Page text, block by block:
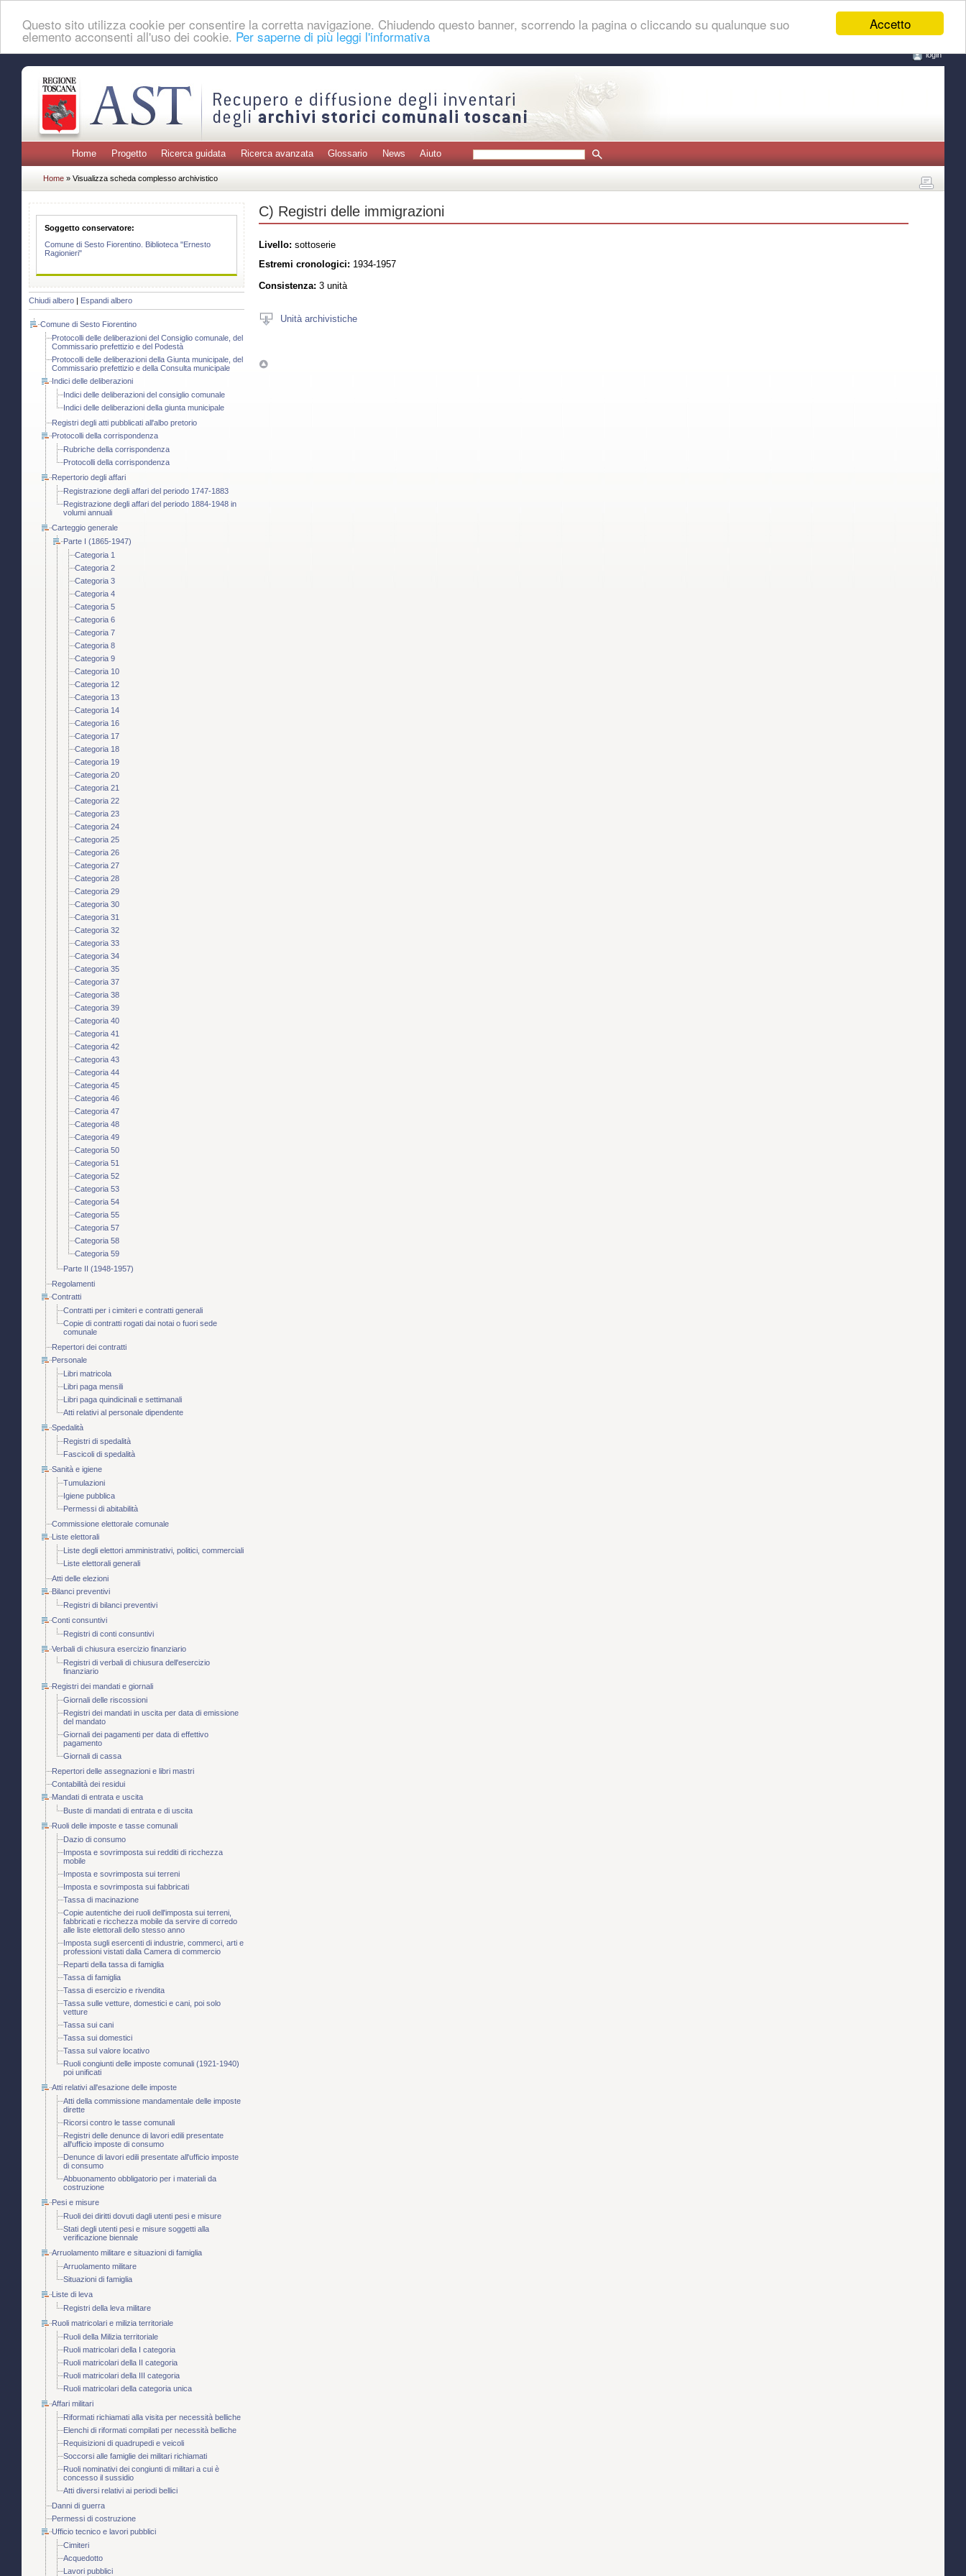
Accetto
Questo sito utilizza cookie per consentire la corretta navigazione. Chiudendo questo banner, scorrendo la pagina o cliccando su qualunque suo
elemento acconsenti all'uso dei cookie. Per saperne di più leggi l'informativa
login
Home Progetto Ricerca guidata Ricerca avanzata Glossario News Aiuto
Home » Visualizza scheda complesso archivistico
Soggetto conservatore:
Comune di Sesto Fiorentino. Biblioteca "Ernesto
Ragionieri"
Chiudi albero Espandi albero
Comune di Sesto Fiorentino
Protocolli delle deliberazioni del Consiglio comunale, del
Commissario prefettizio e del Podestà
Protocolli delle deliberazioni della Giunta municipale, del
Commissario prefettizio e della Consulta municipale
Indici delle deliberazioni
Indici delle deliberazioni del consiglio comunale
Indici delle deliberazioni della giunta municipale
Registri degli atti pubblicati all'albo pretorio
Protocolli della corrispondenza
Rubriche della corrispondenza
Protocolli della corrispondenza
Repertorio degli affari
Registrazione degli affari del periodo 1747-1883
Registrazione degli affari del periodo 1884-1948 in
volumi annuali
Carteggio generale
Parte I (1865-1947)
Categoria 1
Categoria 2
Categoria 3
Categoria 4
Categoria 5
Categoria 6
Categoria 7
Categoria 8
Categoria 9
Categoria 10
Categoria 12
Categoria 13
Categoria 14
Categoria 16
Categoria 17
Categoria 18
Categoria 19
Categoria 20
Categoria 21
Categoria 22
Categoria 23
Categoria 24
Categoria 25
Categoria 26
Categoria 27
Categoria 28
Categoria 29
Categoria 30
Categoria 31
Categoria 32
Categoria 33
Categoria 34
Categoria 35
Categoria 37
Categoria 38
Categoria 39
Categoria 40
Categoria 41
Categoria 42
Categoria 43
Categoria 44
Categoria 45
Categoria 46
Categoria 47
Categoria 48
Categoria 49
Categoria 50
Categoria 51
Categoria 52
Categoria 53
Categoria 54
Categoria 55
Categoria 57
Categoria 58
Categoria 59
Parte II (1948-1957)
Regolamenti
Contratti
Contratti per i cimiteri e contratti generali
Copie di contratti rogati dai notai o fuori sede
comunale
Repertori dei contratti
Personale
Libri matricola
Libri paga mensili
Libri paga quindicinali e settimanali
Atti relativi al personale dipendente
Spedalità
Registri di spedalità
Fascicoli di spedalità
Sanità e igiene
Tumulazioni
Igiene pubblica
Permessi di abitabilità
Commissione elettorale comunale
Liste elettorali
Liste degli elettori amministrativi, politici, commerciali
Liste elettorali generali
Atti delle elezioni
Bilanci preventivi
Registri di bilanci preventivi
Conti consuntivi
Registri di conti consuntivi
Verbali di chiusura esercizio finanziario
Registri di verbali di chiusura dell'esercizio
finanziario
Registri dei mandati e giornali
Giornali delle riscossioni
Registri dei mandati in uscita per data di emissione
del mandato
Giornali dei pagamenti per data di effettivo
pagamento
Giornali di cassa
Repertori delle assegnazioni e libri mastri
Contabilità dei residui
Mandati di entrata e uscita
Buste di mandati di entrata e di uscita
Ruoli delle imposte e tasse comunali
Dazio di consumo
Imposta e sovrimposta sui redditi di ricchezza
mobile
Imposta e sovrimposta sui terreni
Imposta e sovrimposta sui fabbricati
Tassa di macinazione
Copie autentiche dei ruoli dell'imposta sui terreni,
fabbricati e ricchezza mobile da servire di corredo
alle liste elettorali dello stesso anno
Imposta sugli esercenti di industrie, commerci, arti e
professioni vistati dalla Camera di commercio
Reparti della tassa di famiglia
Tassa di famiglia
Tassa di esercizio e rivendita
Tassa sulle vetture, domestici e cani, poi solo
vetture
Tassa sui cani
Tassa sui domestici
Tassa sul valore locativo
Ruoli congiunti delle imposte comunali (1921-1940)
poi unificati
Atti relativi all'esazione delle imposte
Atti della commissione mandamentale delle imposte
dirette
Ricorsi contro le tasse comunali
Registri delle denunce di lavori edili presentate
all'ufficio imposte di consumo
Denunce di lavori edili presentate all'ufficio imposte
di consumo
Abbuonamento obbligatorio per i materiali da
costruzione
Pesi e misure
Ruoli dei diritti dovuti dagli utenti pesi e misure
Stati degli utenti pesi e misure soggetti alla
verificazione biennale
Arruolamento militare e situazioni di famiglia
Arruolamento militare
Situazioni di famiglia
Liste di leva
Registri della leva militare
Ruoli matricolari e milizia territoriale
Ruoli della Milizia territoriale
Ruoli matricolari della I categoria
Ruoli matricolari della II categoria
Ruoli matricolari della III categoria
Ruoli matricolari della categoria unica
Affari militari
Riformati richiamati alla visita per necessità belliche
Elenchi di riformati compilati per necessità belliche
Requisizioni di quadrupedi e veicoli
Soccorsi alle famiglie dei militari richiamati
Ruoli nominativi dei congiunti di militari a cui è
concesso il sussidio
Atti diversi relativi ai periodi bellici
Danni di guerra
Permessi di costruzione
Ufficio tecnico e lavori pubblici
Cimiteri
Acquedotto
Lavori pubblici
C) Registri delle immigrazioni
Livello: sottoserie
Estremi cronologici: 1934-1957
Consistenza: 3 unità
Unità archivistiche